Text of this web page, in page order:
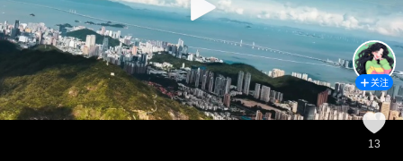
关注
13